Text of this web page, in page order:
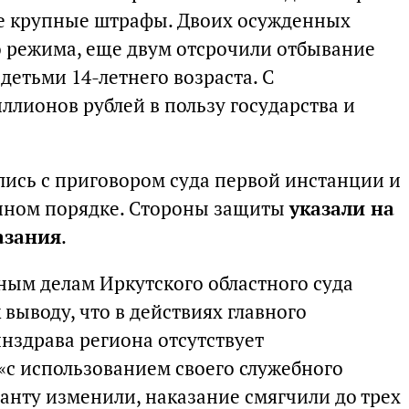
крупные штрафы. Двоих осужденных
еще двум отсрочили отбывание
14-летнего возраста. С
рублей в пользу государства и
с приговором суда первой инстанции и
порядке. Стороны защитыуказали на
.
делам Иркутского областного суда
что в действиях главного
региона отсутствует
своего служебного
изменили, наказание смягчили до трех